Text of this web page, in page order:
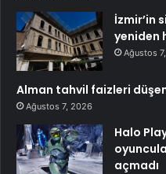
İzmir’in
yeniden
Ağustos
Alman tahvil faizleri
Ağustos 7, 2026
Halo
açmadı